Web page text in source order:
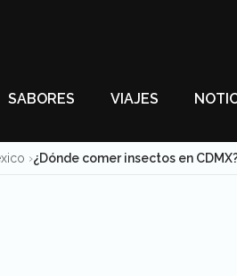
SABORES VIAJES
¿Dónde comer insectos en